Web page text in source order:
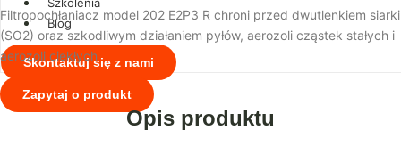
Blog
Skontaktuj się z nami
Filtropochłaniacz model 202 E2P3 R chroni przed dwutlenkiem siarki
(SO2) oraz szkodliwym działaniem pyłów, aerozoli cząstek stałych i
aerozoli ciekłych
Zapytaj o produkt
Opis produktu